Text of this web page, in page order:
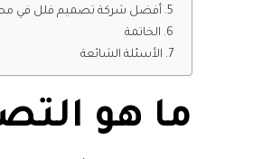
أفضل شركة تصميم فلل في
الخاتمة
الأسئلة الشائعة
ما هو